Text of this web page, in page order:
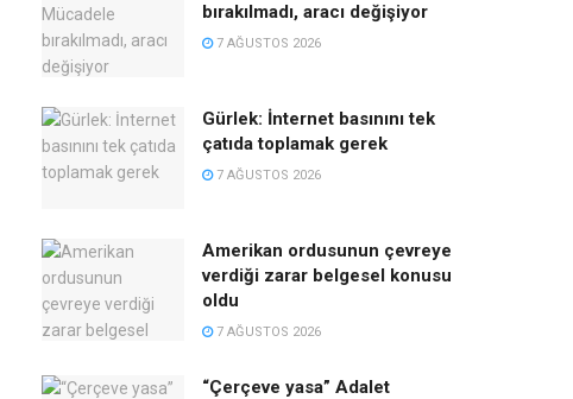
bırakılmadı, aracı değişiyor
7 AĞUSTOS 2026
Gürlek: İnternet basınını tek
çatıda toplamak gerek
7 AĞUSTOS 2026
Amerikan ordusunun çevreye
verdiği zarar belgesel konusu
oldu
7 AĞUSTOS 2026
“Çerçeve yasa” Adalet